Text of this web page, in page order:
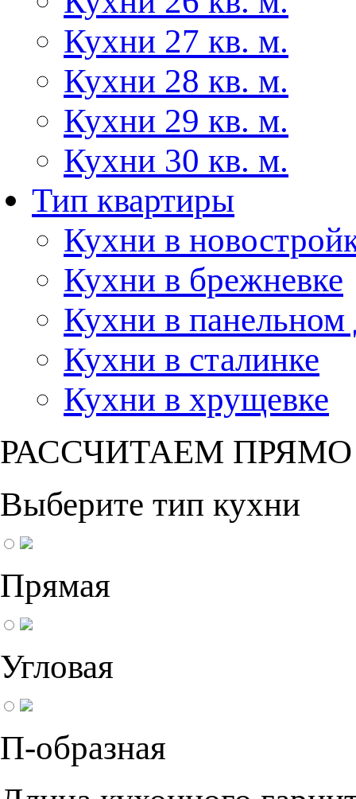
Кухни 27 кв. м.
Кухни 28 кв. м.
Кухни 29 кв. м.
Кухни 30 кв. м.
Тип квартиры
Кухни в
Кухни в брежневке
Кухни в панельном
Кухни в сталинке
Кухни в хрущевке
РАССЧИТАЕМ
Выберите тип кухни
Прямая
Угловая
П-образная